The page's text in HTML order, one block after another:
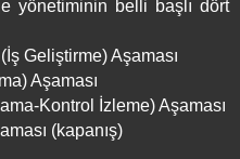
yönetiminin belli başlı dört
Geliştirme) Aşaması
Aşaması
Kontrol İzleme) Aşaması
(kapanış)